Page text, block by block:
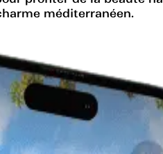
méditerranéen.